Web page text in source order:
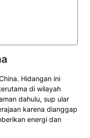
Hidangan ini
di wilayah
dahulu, sup ular
karena dianggap
energi dan